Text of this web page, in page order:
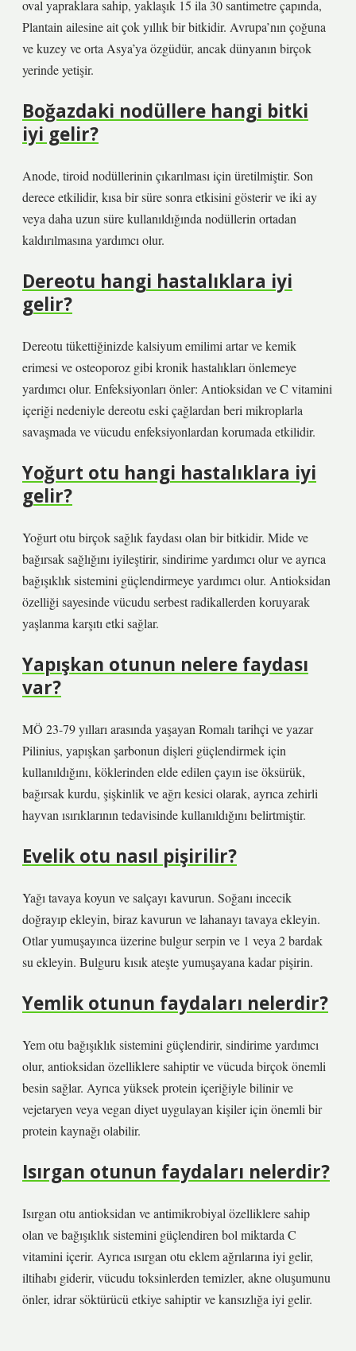
oval yapraklara sahip, yaklaşık 15 ila 30 santimetre çapında,
Plantain ailesine ait çok yıllık bir bitkidir. Avrupa’nın çoğuna
ve kuzey ve orta Asya’ya özgüdür, ancak dünyanın birçok
yerinde yetişir.
Boğazdaki nodüllere hangi bitki
iyi gelir?
Anode, tiroid nodüllerinin çıkarılması için üretilmiştir. Son
derece etkilidir, kısa bir süre sonra etkisini gösterir ve iki ay
veya daha uzun süre kullanıldığında nodüllerin ortadan
kaldırılmasına yardımcı olur.
Dereotu hangi hastalıklara iyi
gelir?
Dereotu tükettiğinizde kalsiyum emilimi artar ve kemik
erimesi ve osteoporoz gibi kronik hastalıkları önlemeye
yardımcı olur. Enfeksiyonları önler: Antioksidan ve C vitamini
içeriği nedeniyle dereotu eski çağlardan beri mikroplarla
savaşmada ve vücudu enfeksiyonlardan korumada etkilidir.
Yoğurt otu hangi hastalıklara iyi
gelir?
Yoğurt otu birçok sağlık faydası olan bir bitkidir. Mide ve
bağırsak sağlığını iyileştirir, sindirime yardımcı olur ve ayrıca
bağışıklık sistemini güçlendirmeye yardımcı olur. Antioksidan
özelliği sayesinde vücudu serbest radikallerden koruyarak
yaşlanma karşıtı etki sağlar.
Yapışkan otunun nelere faydası
var?
MÖ 23-79 yılları arasında yaşayan Romalı tarihçi ve yazar
Pilinius, yapışkan şarbonun dişleri güçlendirmek için
kullanıldığını, köklerinden elde edilen çayın ise öksürük,
bağırsak kurdu, şişkinlik ve ağrı kesici olarak, ayrıca zehirli
hayvan ısırıklarının tedavisinde kullanıldığını belirtmiştir.
Evelik otu nasıl pişirilir?
Yağı tavaya koyun ve salçayı kavurun. Soğanı incecik
doğrayıp ekleyin, biraz kavurun ve lahanayı tavaya ekleyin.
Otlar yumuşayınca üzerine bulgur serpin ve 1 veya 2 bardak
su ekleyin. Bulguru kısık ateşte yumuşayana kadar pişirin.
Yemlik otunun faydaları nelerdir?
Yem otu bağışıklık sistemini güçlendirir, sindirime yardımcı
olur, antioksidan özelliklere sahiptir ve vücuda birçok önemli
besin sağlar. Ayrıca yüksek protein içeriğiyle bilinir ve
vejetaryen veya vegan diyet uygulayan kişiler için önemli bir
protein kaynağı olabilir.
Isırgan otunun faydaları nelerdir?
Isırgan otu antioksidan ve antimikrobiyal özelliklere sahip
olan ve bağışıklık sistemini güçlendiren bol miktarda C
vitamini içerir. Ayrıca ısırgan otu eklem ağrılarına iyi gelir,
iltihabı giderir, vücudu toksinlerden temizler, akne oluşumunu
önler, idrar söktürücü etkiye sahiptir ve kansızlığa iyi gelir.